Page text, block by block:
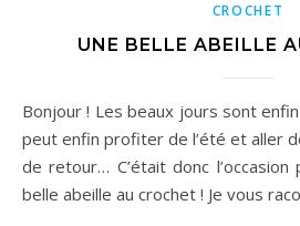
CROCHET
UNE BELLE ABEILLE
Bonjour ! Les beaux jours sont enfin revenus en France, on
peut enfin profiter de l’été et aller
de retour… C’était donc
belle abeille au crochet ! Je vous